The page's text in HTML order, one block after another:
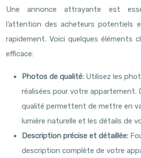
Une annonce attrayante est
l’attention des acheteurs potentiels
rapidement. Voici quelques éléments
efficace:
Photos de qualité: Utilisez les
réalisées pour votre appartement.
qualité permettent de mettre en
lumière naturelle et les détails de
Description précise et détaillée:
description complète de votre